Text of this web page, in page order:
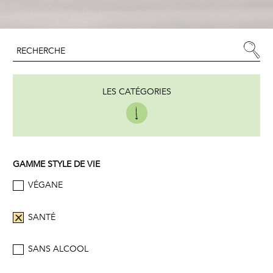
LES CATÉGORIES
GAMME STYLE DE VIE
VÉGANE
SANTÉ
SANS ALCOOL